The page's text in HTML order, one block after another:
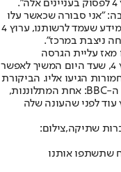
"אני סבורה שכאשר עלו
חששות לרווחת המשתתפים, ובהתבסס על המידע שעמד לרשותנו, ערוץ 4
ניצבת במרכז".
מאז עליית הגרסה
הבריטית לאוויר, היא צעד יוצא דופן עבור ערוץ 4, שעד היום המשיך לאפשר
הגיעו אליו. הביקורת
על כך הייתה בין הנקודות המרכזיות בתחקיר ה-BBC: אחת המתלוננות,
עוד לפני שהעונה שלה
שתיקה,צילום:
שתשתפו אותנו